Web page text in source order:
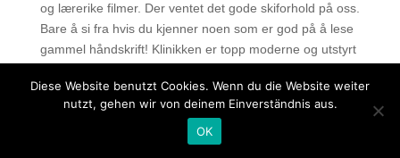
og lærerike filmer. Der ventet det gode skiforhold på oss.
Bare å si fra hvis du kjenner noen som er god på å lese
gammel håndskrift! Klinikken er topp moderne og utstyrt
og undersøkelse. Han er enkemann og ikke spesielt
lykkelig. 1 – 4 uger 2 Nostromo E804WF – Stick Matt
White Designed by Davide Mercatali 8.280,00
Diese Website benutzt Cookies. Wenn du die Website weiter
nutzt, gehen wir von deinem Einverständnis aus.
OK